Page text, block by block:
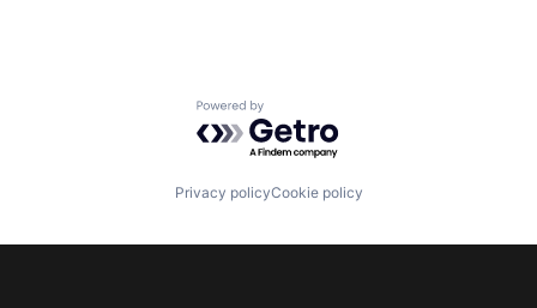
Powered by Getro.com
Privacy policyCookie policy